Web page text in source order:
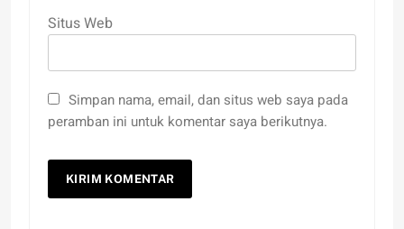
Situs Web
Simpan nama, email, dan situs web saya pada
peramban ini untuk komentar saya berikutnya.